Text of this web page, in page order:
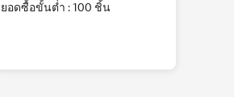
ยอดซื้อขั้นต่ำ : 100 ชิ้น